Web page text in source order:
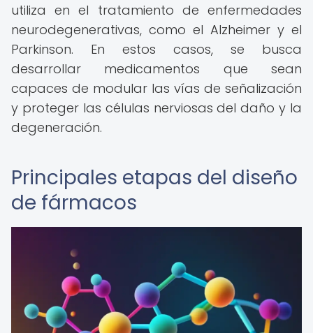
utiliza en el tratamiento de enfermedades
neurodegenerativas, como el Alzheimer y el
Parkinson. En estos casos, se busca
desarrollar medicamentos que sean
capaces de modular las vías de señalización
y proteger las células nerviosas del daño y la
degeneración.
Principales etapas del diseño
de fármacos